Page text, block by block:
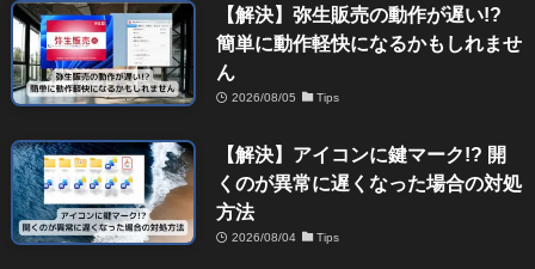
【解決】弥生販売の動作が遅い!?
簡単に動作軽快になるかもしれませ
ん
2026/08/05 Tips
【解決】アイコンに鍵マーク!? 開
くのが異常に遅くなった場合の対処
方法
2026/08/04 Tips